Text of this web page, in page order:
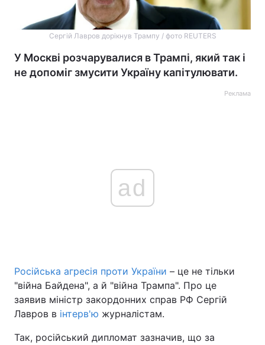
Головна Війна
Україна Політика
Економіка Світ
Сергій Лавров дорікнув Трампу / фото REUTERS
У Москві розчарувалися в Трампі, який так і
не допоміг змусити Україну капітулювати.
Реклама
ad
Російська агресія проти України – це не тільки
"війна Байдена", а й "війна Трампа". Про це
заявив міністр закордонних справ РФ Сергій
Лавров в інтерв'ю журналістам.
Так, російський дипломат зазначив, що за